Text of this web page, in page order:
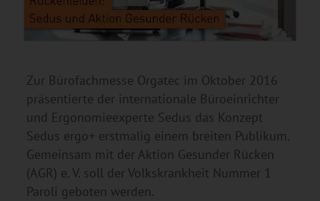
Zur Bürofachmesse Orgatec im Oktober 2016
präsentierte der internationale Büroeinrichter
und Ergonomieexperte Sedus das Konzept
Sedus ergo+ erstmalig einem breiten Publikum.
Gemeinsam mit der Aktion Gesunder Rücken
(AGR) e. V. soll der Volkskrankheit Nummer 1
Paroli geboten werden.